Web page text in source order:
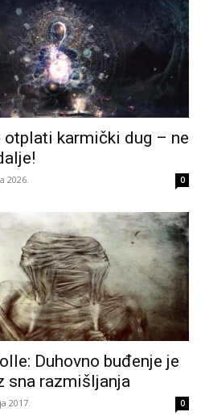
otplati karmički dug – ne
2026. 0
Duhovno buđenje je
sna razmišljanja
2017. 0